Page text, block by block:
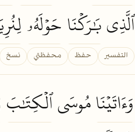
ٱلَّذِيبَٰرَكۡنَا حَوۡلَهُۥ
التفسير حفظ محفظتي نسخ
وَءَاتَيۡنَامُوسَىٱلۡكِتَٰبَ